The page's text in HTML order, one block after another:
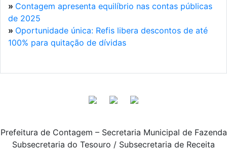
» Contagem apresenta equilíbrio nas contas públicas
de 2025
» Oportunidade única: Refis libera descontos de até
100% para quitação de dívidas
Prefeitura de Contagem – Secretaria Municipal de Fazenda
Subsecretaria do Tesouro / Subsecretaria de Receita